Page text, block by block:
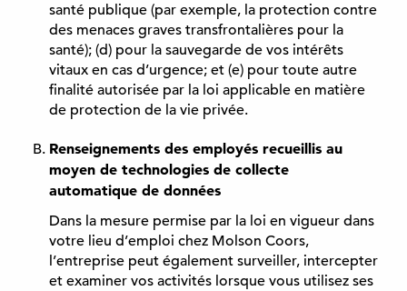
santé publique (par exemple, la protection contre
des menaces graves transfrontalières pour la
santé); (d) pour la sauvegarde de vos intérêts
vitaux en cas d’urgence; et (e) pour toute autre
finalité autorisée par la loi applicable en matière
de protection de la vie privée.
Renseignements des employés recueillis au
moyen de technologies de collecte
automatique de données
Dans la mesure permise par la loi en vigueur dans
votre lieu d’emploi chez Molson Coors,
l’entreprise peut également surveiller, intercepter
et examiner vos activités lorsque vous utilisez ses